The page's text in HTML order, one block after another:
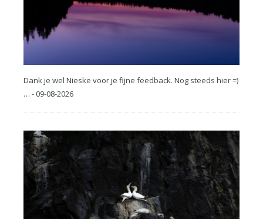
Dank je wel Nieske voor je fijne feedback. Nog steeds hier =)
… - 09-08-2026